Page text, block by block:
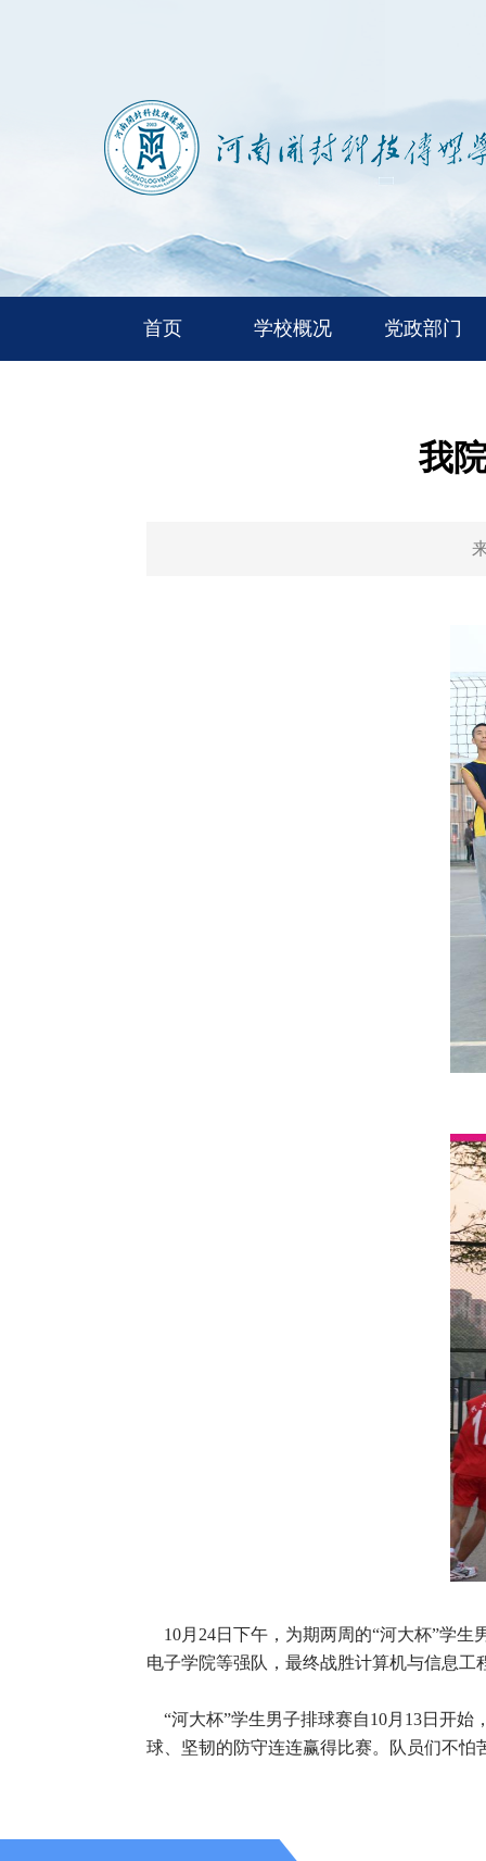
首页 学校概况 党政部门
我
10月24日下午，为期两周的“河大杯”学生
电子学院等强队，最终战胜计算机与信息工
“河大杯”学生男子排球赛自10月13日开始
球、坚韧的防守连连赢得比赛。队员们不